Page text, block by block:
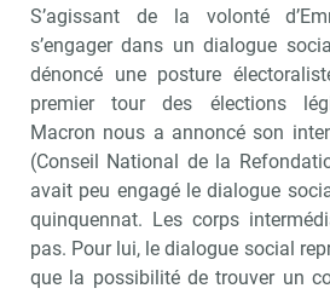
S’agissant de la volonté
s’engager dans un dialogue
dénoncé une posture
premier tour des élections
Macron nous a annoncé son
(Conseil National de la
avait peu engagé le dialogue
quinquennat. Les corps
pas. Pour lui, le dialogue social
que la possibilité de trouver un